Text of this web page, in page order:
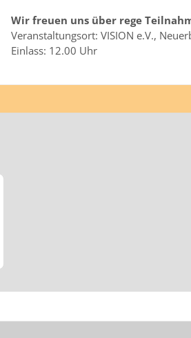
Wir freuen uns über rege
Veranstaltungsort: VISION e.V.,
Einlass: 12.00 Uhr